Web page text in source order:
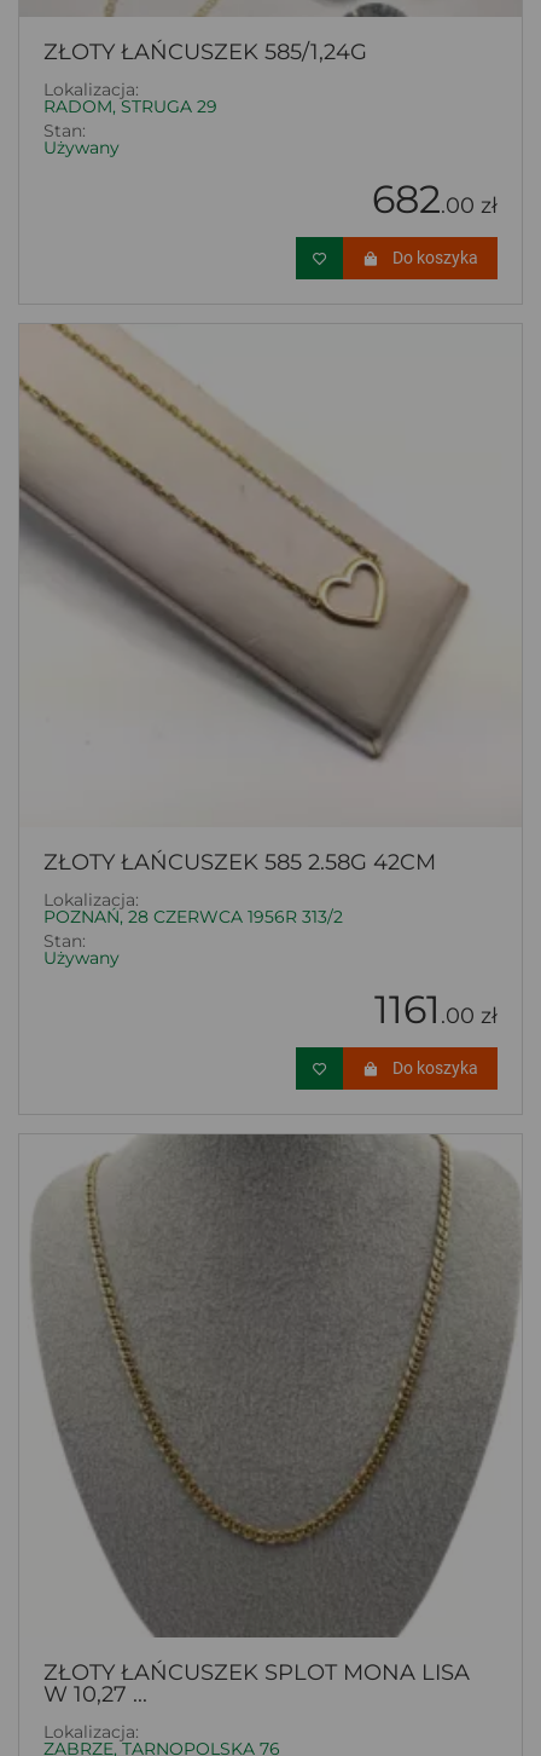
ZŁOTY ŁAŃCUSZEK 585/1,24G
Lokalizacja:
RADOM, STRUGA 29
Stan:
Używany
682.00 zł
Do koszyka
ZŁOTY ŁAŃCUSZEK 585 2.58G 42CM
Lokalizacja:
POZNAŃ, 28 CZERWCA 1956R 313/2
Stan:
Używany
1161 .00 zł
Do koszyka
ZŁOTY ŁAŃCUSZEK SPLOT MONA LISA
W 10,27 ...
Lokalizacja:
ZABRZE, TARNOPOLSKA 76